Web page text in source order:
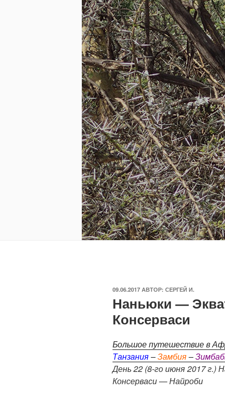
ОПУБЛИКОВАНО
09.06.2017 АВТОР: СЕРГЕЙ И.
Наньюки —
Консерваси
Большое путешествие в
Танзания–Замбия–
День 22 (8-го июня 2017
Консерваси — Найроби